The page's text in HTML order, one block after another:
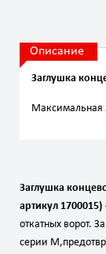
Описание
Заглушка
Максимальная
Заглушка
артикул 1700015)
откатных ворот.
серии M,